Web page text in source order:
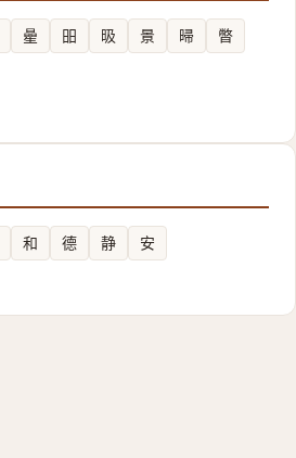
曐 昍 昅 㬌 㫶
暼
和 德 静 安